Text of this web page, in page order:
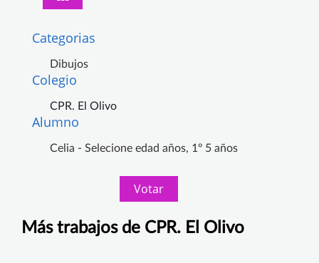
Categorias
Dibujos
Colegio
CPR. El Olivo
Alumno
Celia - Selecione edad años, 1º 5 años
Votar
Más trabajos de CPR. El Olivo